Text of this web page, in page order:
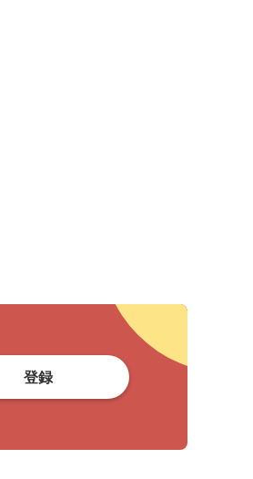
登録